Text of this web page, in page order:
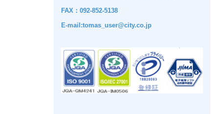
FAX：092-852-5138
E-mail:tomas_user@city.co.jp